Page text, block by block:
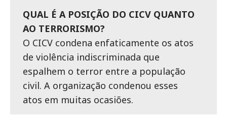
QUAL É A POSIÇÃO DO CICV QUANTO
AO TERRORISMO?
O CICV condena enfaticamente os atos
de violência indiscriminada que
espalhem o terror entre a população
civil. A organização condenou esses
atos em muitas ocasiões.